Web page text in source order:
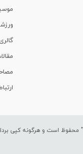
" محفوظ است و هرگونه کپی